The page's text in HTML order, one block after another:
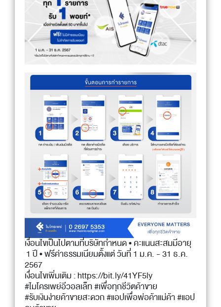
เงื่อนไขเป็นไปตามที่บริษัทกำหนด • คะแนนสะสมมีอายุ
1 ปี • ฟรีค่าธรรมเนียมตั้งแต่ วันที่ 1 ม.ค. - 31 ธ.ค.
2567
เงื่อนไขเพิ่มเติม :https://bit.ly/41YF5ly
#ไมโครเพย์อีวอลเล็ท #เพื่อทุกชีวิตค้าขาย
#รับเงินง่ายค้าขายสะดวก #แอปเพื่อพ่อค้าแม่ค้า #แอป